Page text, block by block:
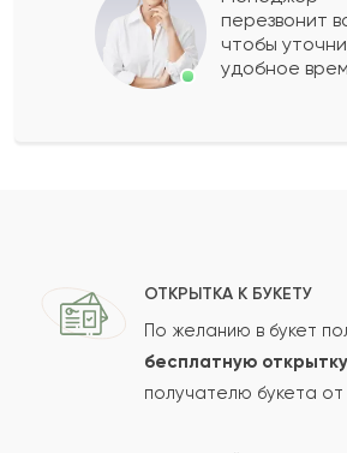
Показать еще
Ваш e-mail
перезвонит
чтобы
удобное
ОТКРЫТКА К БУКЕТУ
По желанию в букет
бесплатную открытку
получателю букета